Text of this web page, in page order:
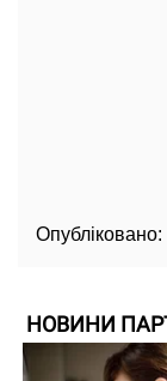
Опубліковано: